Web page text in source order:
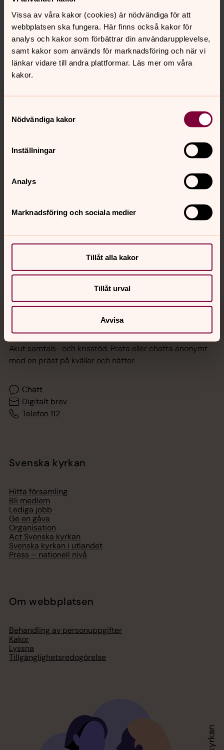
Vissa av våra kakor (cookies) är nödvändiga för att
webbplatsen ska fungera. Här finns också kakor för
analys och kakor som förbättrar din användarupplevelse,
samt kakor som används för marknadsföring och när vi
länkar vidare till andra plattformar. Läs mer om våra
kakor.
Nödvändiga kakor
Inställningar
Analys
Marknadsföring och sociala medier
Tillåt alla kakor
Tillåt urval
Avvisa
innehåll?
svenskakyrkan.malmo@svenskakyrkan.se
Dela
Hitta snabbt
Sociala kanaler
Jourhavande präst
Akut samtals- och krisstöd. Prata eller chatta anonymt
med en präst på kvällar och nätter.
Chatt
Digitalt brev
Telefon 112
Svenska kyrkan
Hitta församling
Bli medlem
Lediga jobb
Ge en gåva
Organisation
Act Svenska kyrkan
Svenska kyrkan i utlandet
Press – nationell nivå
Om webbplatsen
Behandling av personuppgifter
Kakor
Lyssna
Tillgänglighetsredogörelse